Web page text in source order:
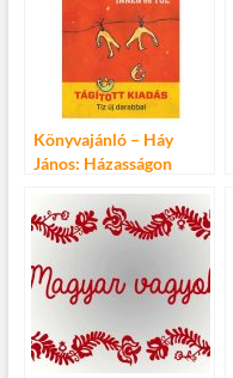
Könyvajánló – Háy
János: Házasságon